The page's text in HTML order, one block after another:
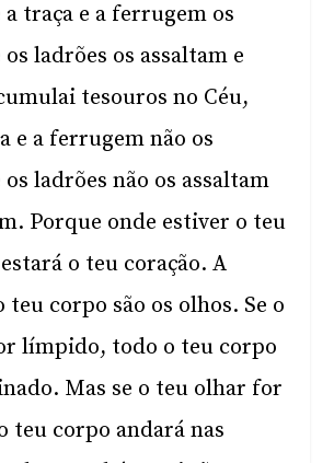
traça e a ferrugem os
ladrões os assaltam e
tesouros no Céu,
e a ferrugem não os
ladrões não os assaltam
Porque onde estiver o teu
o teu coração. A
teu corpo são os olhos. Se o
límpido, todo o teu corpo
Mas se o teu olhar for
teu corpo andará nas